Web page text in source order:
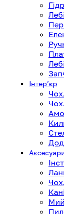
Інтерʼєр